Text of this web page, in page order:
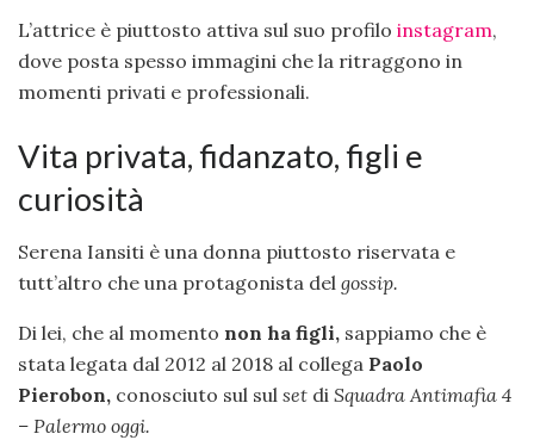
L’attrice è piuttosto attiva sul suo profilo instagram,
dove posta spesso immagini che la ritraggono in
momenti privati e professionali.
Vita privata, fidanzato, figli e
curiosità
Serena Iansiti è una donna piuttosto riservata e
tutt’altro che una protagonista del gossip.
Di lei, che al momento non ha figli, sappiamo che è
stata legata dal 2012 al 2018 al collega Paolo
Pierobon, conosciuto sul sul set di Squadra Antimafia 4
– Palermo oggi.